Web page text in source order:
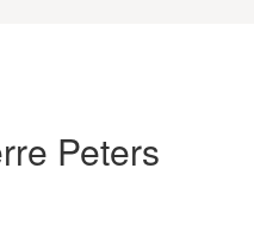
Peters